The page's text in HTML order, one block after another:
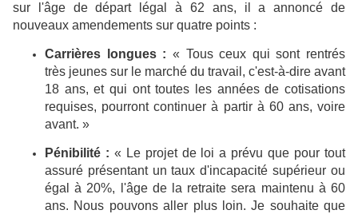
sur l'âge de départ légal à 62 ans, il a annoncé de
nouveaux amendements sur quatre points :
Carrières longues : « Tous ceux qui sont rentrés
très jeunes sur le marché du travail, c'est-à-dire avant
18 ans, et qui ont toutes les années de cotisations
requises, pourront continuer à partir à 60 ans, voire
avant. »
Pénibilité : « Le projet de loi a prévu que pour tout
assuré présentant un taux d'incapacité supérieur ou
égal à 20%, l'âge de la retraite sera maintenu à 60
ans. Nous pouvons aller plus loin. Je souhaite que